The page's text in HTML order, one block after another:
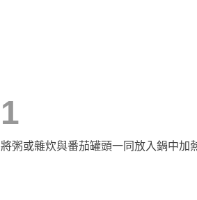
1
將粥或雜炊與番茄罐頭一同放入鍋中加